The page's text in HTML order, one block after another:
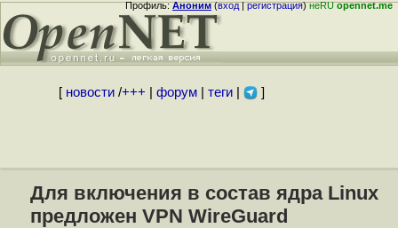
Профиль:Аноним(вход|регистрация)неRUopennet.me
[ новости/+++ форум| теги| ]
Для включения в состав ядра Linux
предложен VPN WireGuard